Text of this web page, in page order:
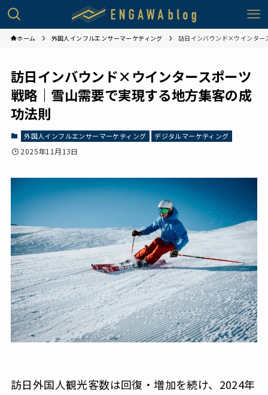
ホーム 外国人インフルエンサーマーケティング 訪日インバウンド×ウインター
訪日インバウンド×ウインタースポーツ
戦略｜雪山需要で実現する地方集客の成
功法則
外国人インフルエンサーマーケティング デジタルマーケティング
2025年11月13日
訪日外国人観光客数は回復・増加を続け、2024年